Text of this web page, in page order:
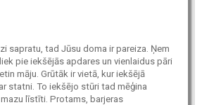
sapratu, tad Jūsu doma ir pareiza. Ņem
pie iekšējās apdares un vienlaidus pāri
māju. Grūtāk ir vietā, kur iekšējā
statni. To iekšējo stūri tad mēģina
līstīti. Protams, barjeras